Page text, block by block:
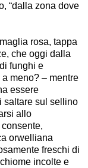
“dalla zona dove
rosa, tappa
che oggi dalla
funghi e
meno? – mentre
essere
saltare sul sellino
allo
orwelliana
freschi di
incolte e